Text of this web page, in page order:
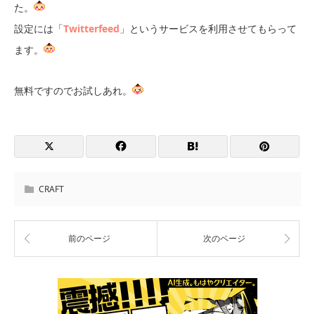
た。
設定には「Twitterfeed 」というサービスを利用させてもらって
ます。
無料ですのでお試しあれ。
CRAFT
前のページ 次のページ